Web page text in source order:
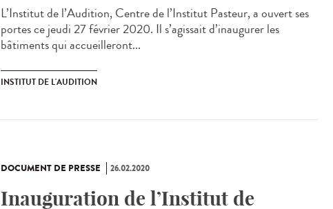
L’Institut de l’Audition, Centre de l’Institut Pasteur, a ouvert ses
portes ce jeudi 27 février 2020. Il s’agissait d’inaugurer les
bâtiments qui accueilleront...
INSTITUT DE L'AUDITION
DOCUMENT DE PRESSE 26.02.2020
Inauguration de l’Institut de